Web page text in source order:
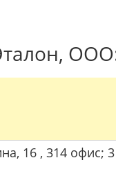
16 , 314 офис; 3